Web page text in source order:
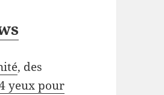
, des
yeux pour